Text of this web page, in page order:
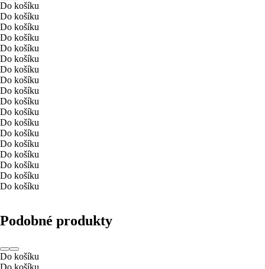
Do košíku
Do košíku
Do košíku
Do košíku
Do košíku
Do košíku
Do košíku
Do košíku
Do košíku
Do košíku
Do košíku
Do košíku
Do košíku
Do košíku
Do košíku
Do košíku
Do košíku
Do košíku
Podobné produkty
Do košíku
Do košíku